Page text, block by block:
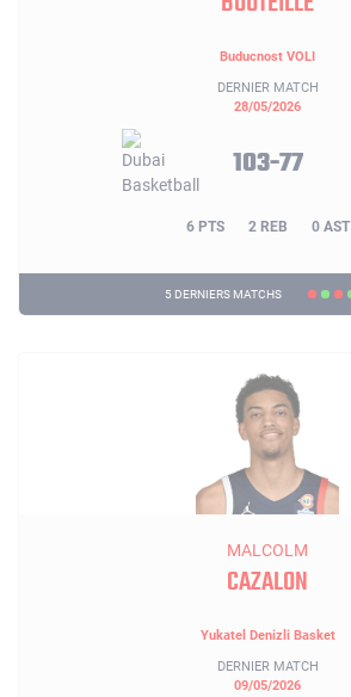
Buducnost VOLI
DERNIER MATCH
28/05/2026
103-77
6 PTS 2 REB 0 AST
5 DERNIERS MATCHS
MALCOLM
CAZALON
Yukatel Denizli Basket
DERNIER MATCH
09/05/2026